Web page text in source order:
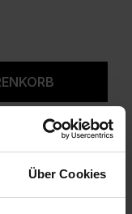
Über Cookies